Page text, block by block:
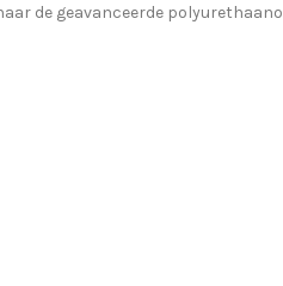
de geavanceerde